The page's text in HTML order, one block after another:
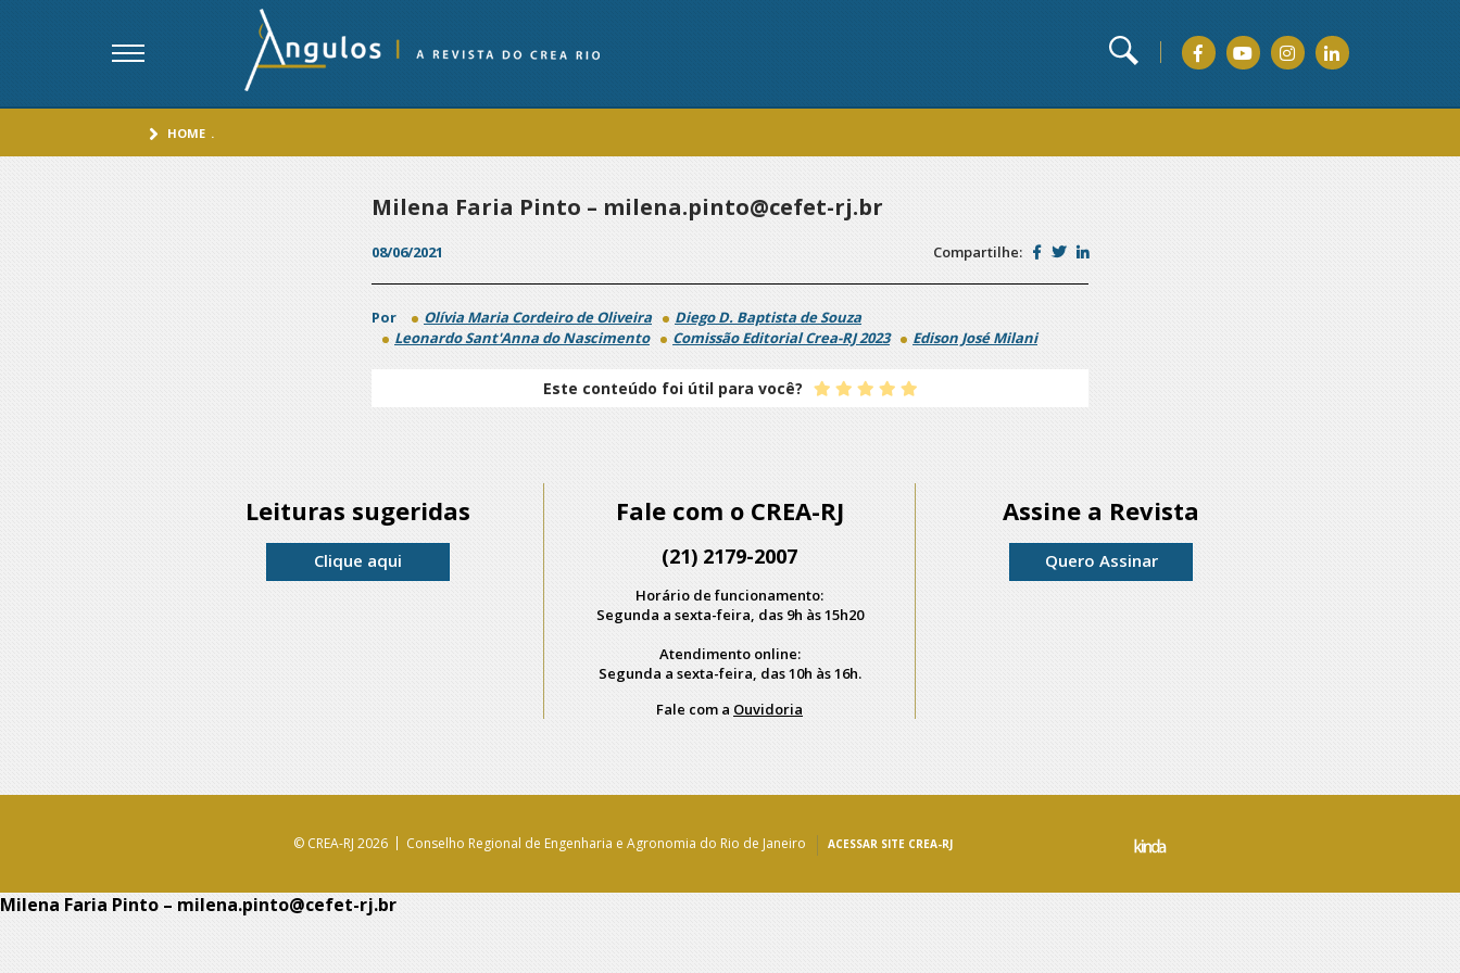
HOME .
Milena Faria Pinto – milena.pinto@cefet-rj.br
08/06/2021 Compartilhe:
Por Olívia Maria Cordeiro de Oliveira
Diego D. Baptista de Souza
Leonardo Sant'Anna do Nascimento
Comissão Editorial Crea-RJ 2023 Edison José Milani
Este conteúdo foi útil para você?
Leituras sugeridas
Clique aqui
Fale com o CREA-RJ
(21) 2179-2007
Horário de funcionamento:
Segunda a sexta-feira, das 9h às 15h20
Atendimento online:
Segunda a sexta-feira, das 10h às 16h.
Fale com a Ouvidoria
Assine a Revista
Quero Assinar
© CREA-RJ 2026 Conselho Regional de Engenharia e Agronomia do Rio de Janeiro ACESSAR SITE CREA-RJ
Milena Faria Pinto – milena.pinto@cefet-rj.br